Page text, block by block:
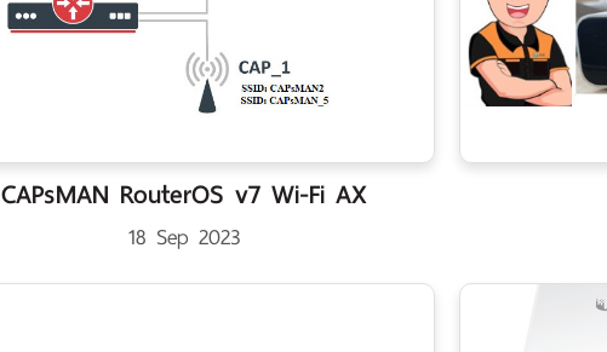
CAPsMAN RouterOS v7 Wi-Fi AX
18 Sep 2023